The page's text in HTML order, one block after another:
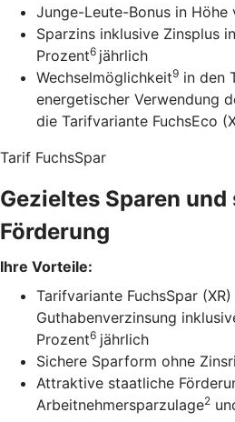
Junge-Leute-Bonus in Höhe
Sparzins inklusive Zinsplus
Prozent6 jährlich
Wechselmöglichkeit9 in den
energetischer Verwendung
die Tarifvariante FuchsEco
Tarif FuchsSpar
Gezieltes Sparen
Förderung
Ihre Vorteile:
Tarifvariante FuchsSpar
Guthabenverzinsung
Prozent6 jährlich
Sichere Sparform ohne
Attraktive staatliche
Arbeitnehmersparzulage2